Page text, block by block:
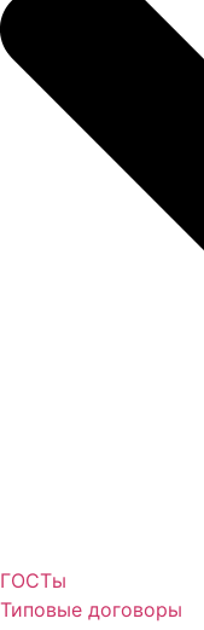
ГОСТы
Типовые договоры